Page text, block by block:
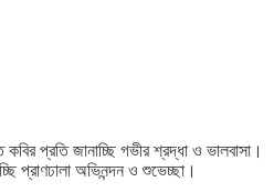
কবির প্রতি জানাচ্ছি গভীর শ্রদ্ধা ও ভালবাসা।
প্রাণঢালা অভিনন্দন ও শুভেচ্ছা।